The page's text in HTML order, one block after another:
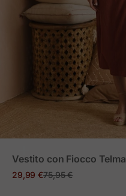
Vestito con Fiocco Telma
Prezzo in offerta
29,99 €Prezzo normale
75,95 €